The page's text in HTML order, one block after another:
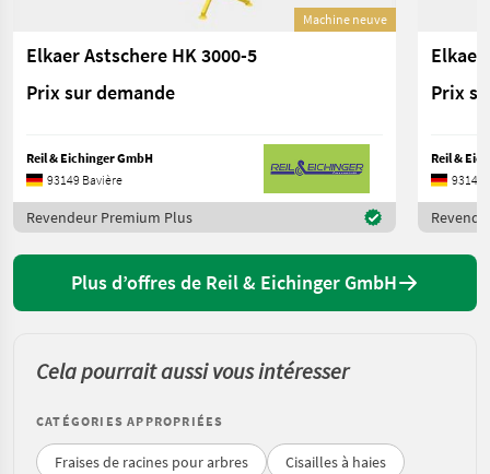
Machine neuve
Elkaer Astschere HK 3000-5
Prix sur demande
Reil & Eichinger GmbH
93149 Bavière
Revendeur Premium Plus
Elkaer
Prix
Reil &
93149
Plus d’offres de Reil & Eichinger GmbH
Cela pourrait aussi vous intéresser
CATÉGORIES APPROPRIÉES
Fraises de racines pour arbres
Cisailles à haies